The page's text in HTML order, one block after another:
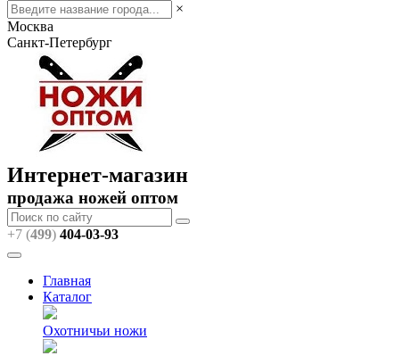
×
Москва
Санкт-Петербург
Интернет-магазин
продажа ножей оптом
+7 (499) 404-03-93
Главная
Каталог
Охотничьи ножи